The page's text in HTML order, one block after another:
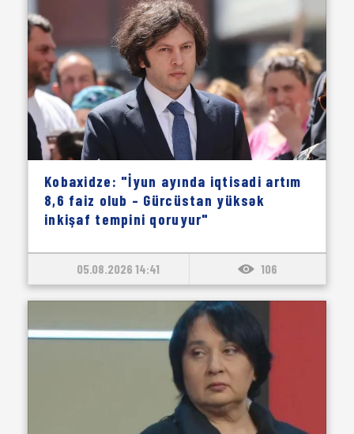
Kobaxidze: "İyun ayında iqtisadi artım
8,6 faiz olub – Gürcüstan yüksək
inkişaf tempini qoruyur"
05.08.2026 14:41 106